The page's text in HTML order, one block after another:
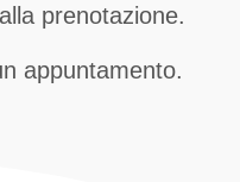
prenotazione.
appuntamento.